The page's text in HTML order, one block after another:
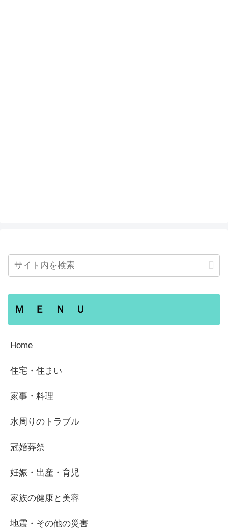
Ｍ Ｅ Ｎ Ｕ
Home
住宅・住まい
家事・料理
水周りのトラブル
冠婚葬祭
妊娠・出産・育児
家族の健康と美容
地震・その他の災害